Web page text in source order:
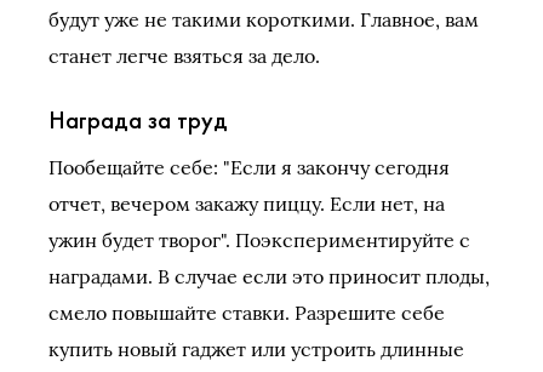
будут уже не такими короткими. Главное, вам
станет легче взяться за дело.
Награда за труд
Пообещайте себе: "Если я закончу сегодня
отчет, вечером закажу пиццу. Если нет, на
ужин будет творог". Поэкспериментируйте с
наградами. В случае если это приносит плоды,
смело повышайте ставки. Разрешите себе
купить новый гаджет или устроить длинные